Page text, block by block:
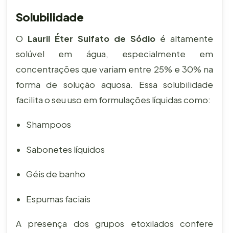
Solubilidade
O Lauril Éter Sulfato de Sódio é altamente
solúvel em água, especialmente em
concentrações que variam entre 25% e 30% na
forma de solução aquosa. Essa solubilidade
facilita o seu uso em formulações líquidas como:
Shampoos
Sabonetes líquidos
Géis de banho
Espumas faciais
A presença dos grupos etoxilados confere